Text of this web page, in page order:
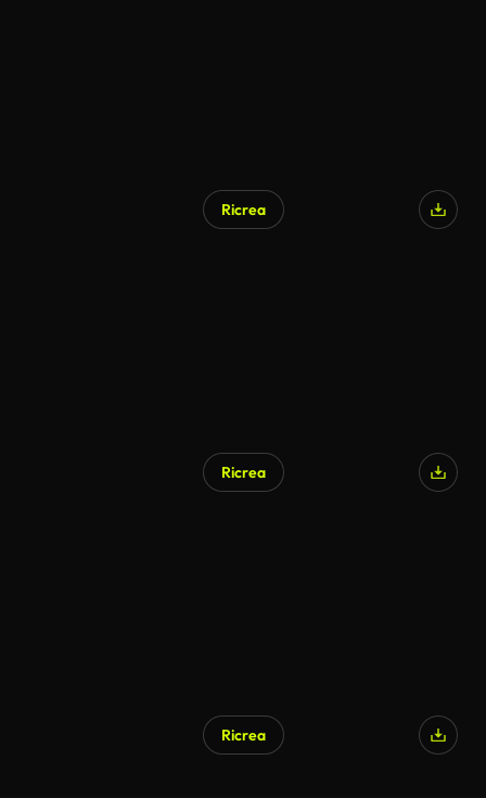
Ricrea
Ricrea
Ricrea